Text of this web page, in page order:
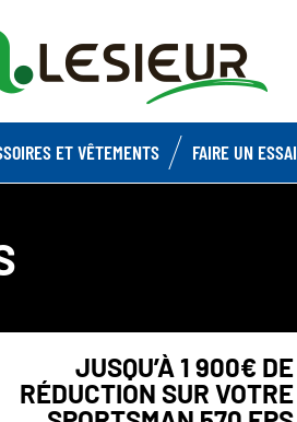
ET VÊTEMENTS FAIRE UN ESSAI
JUSQU’À 1 900€ DE
RÉDUCTION SUR VOTRE